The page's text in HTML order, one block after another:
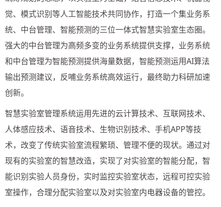
觉、模式识别等人工智能技术共同协作，打造一个集业务系
统、中台管理、智能预测的三位一体式智慧实验室生态圈。
强大的中台管理为高频多变的业务系统提供支撑，业务系统
和中台管理为智能预测提供海量数据，智能预测运用AI算法
输出预测建议，反哺业务系统高效运行，最终助力科研加速
创新。
智慧实验室管理系统运用先进的云计算技术、互联网技术、
人体感应技术、语音技术、生物识别技术、手机APP等技
术，改变了传统实验室流程繁琐、管理不便的现状。通过对
现有的实验室的智慧改造，实现了对实验室的智能分配，智
能识别实验人员身份，实时监控实验室状态，远程可控实验
室操作，合理分配实验室以及对实验室内电器设备的管控。